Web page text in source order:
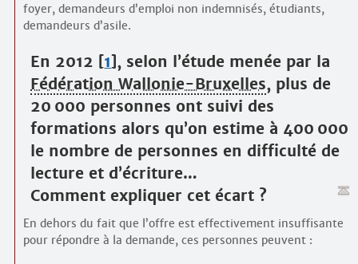
foyer, demandeurs d’emploi non indemnisés, étudiants,
demandeurs d’asile.
En 2012 [1], selon l’étude menée par la
Fédération Wallonie-Bruxelles, plus de
20 000 personnes ont suivi des
formations alors qu’on estime à 400 000
le nombre de personnes en difficulté de
lecture et d’écriture…
Comment expliquer cet écart ?
En dehors du fait que l’offre est effectivement insuffisante
pour répondre à la demande, ces personnes peuvent :